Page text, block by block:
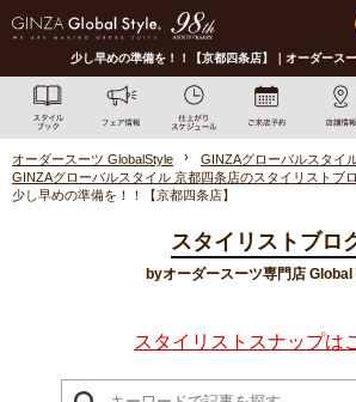
少し早めの準備を！！【京都四条店】｜オーダース
オーダースーツ GlobalStyle
GINZAグローバルスタイ
GINZAグローバルスタイル 京都四条店のスタイリストブ
少し早めの準備を！！【京都四条店】
スタイリストブロ
byオーダースーツ専門店
スタイリストスナップは